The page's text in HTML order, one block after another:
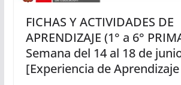
FICHAS Y ACTIVIDADES DE
APRENDIZAJE (1° a 6°
Semana del 14 al 18 de
[Experiencia de Aprendizaje